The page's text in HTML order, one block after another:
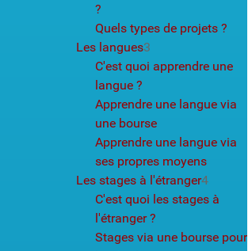
?
Quels types de projets ?
Les langues3
C'est quoi apprendre une
langue ?
Apprendre une langue via
une bourse
Apprendre une langue via
ses propres moyens
Les stages à l'étranger4
C'est quoi les stages à
l'étranger ?
Stages via une bourse pour